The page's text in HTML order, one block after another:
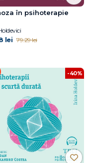
în psihoterapie
lei 79.29 lei
-40%